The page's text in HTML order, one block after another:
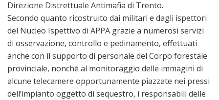
Direzione Distrettuale Antimafia di Trento.
Secondo quanto ricostruito dai militari e dagli ispettori
del Nucleo Ispettivo di APPA grazie a numerosi servizi
di osservazione, controllo e pedinamento, effettuati
anche con il supporto di personale del Corpo forestale
provinciale, nonché al monitoraggio delle immagini di
alcune telecamere opportunamente piazzate nei pressi
dell’impianto oggetto di sequestro, i responsabili delle